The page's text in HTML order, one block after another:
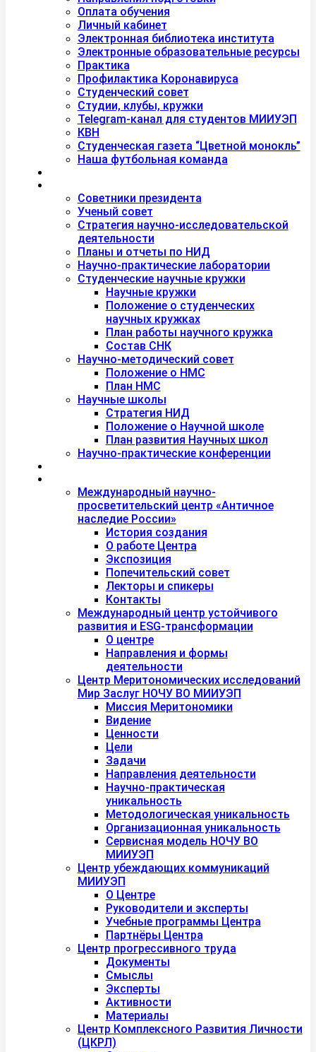
Оплата обучения
Личный кабинет
Электронная библиотека института
Электронные образовательные ресурсы
Практика
Профилактика Коронавируса
Студенческий совет
Студии, клубы, кружки
Telegram-канал для студентов МИИУЭП
КВН
Студенческая газета “Цветной монокль”
Наша футбольная команда
Советники президента
Ученый совет
Стратегия научно-исследовательской
деятельности
Планы и отчеты по НИД
Научно-практические лаборатории
Студенческие научные кружки
Научные кружки
Положение о студенческих
научных кружках
План работы научного кружка
Состав СНК
Научно-методический совет
Положение о НМС
План НМС
Научные школы
Стратегия НИД
Положение о Научной школе
План развития Научных школ
Научно-практические конференции
Международный научно-
просветительский центр «Античное
наследие России»
История создания
О работе Центра
Экспозиция
Попечительский совет
Лекторы и спикеры
Контакты
Международный центр устойчивого
развития и ESG-трансформации
О центре
Направления и формы
деятельности
Центр Меритономических исследований
Мир Заслуг НОЧУ ВО МИИУЭП
Миссия Меритономики
Видение
Ценности
Цели
Задачи
Направления деятельности
Научно-практическая
уникальность
Методологическая уникальность
Организационная уникальность
Сервисная модель НОЧУ ВО
МИИУЭП
Центр убеждающих коммуникаций
МИИУЭП
О Центре
Руководители и эксперты
Учебные программы Центра
Партнёры Центра
Центр прогрессивного труда
Документы
Смыслы
Эксперты
Активности
Материалы
Центр Комплексного Развития Личности
(ЦКРЛ)